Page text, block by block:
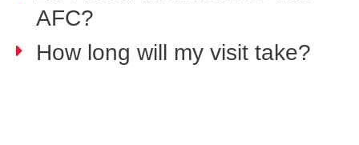
AFC?
How long will my visit take?